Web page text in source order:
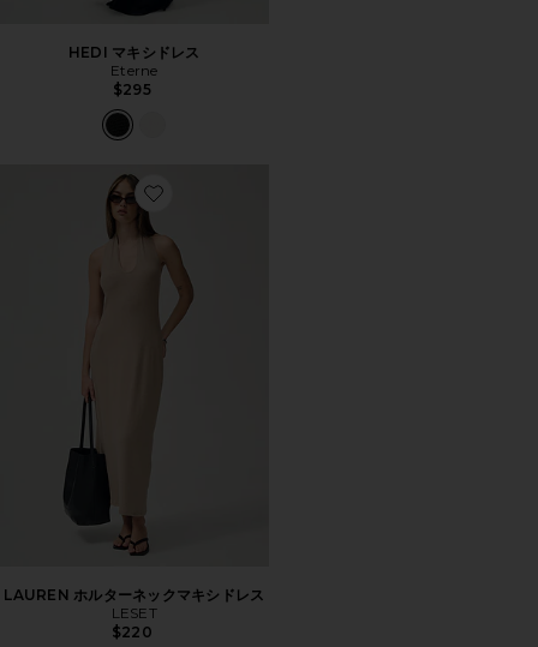
HEDI マキシドレス
Eterne
$295
Favorite LAUREN ホルターネックマキシドレス
LAUREN ホルターネックマキシドレス
LESET
$220